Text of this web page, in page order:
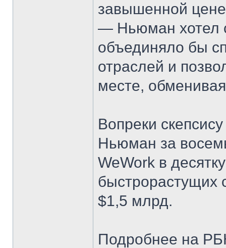
завышенной
— Ньюман хотел
объединяло бы
отраслей и
месте,
Вопреки
Ньюман за
WeWork в
быстрорастущих
$1,5 млрд.
Подробнее на